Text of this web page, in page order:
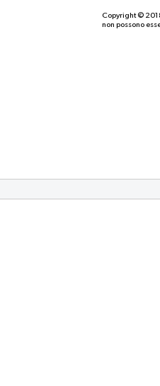
Copyright ©
non possono